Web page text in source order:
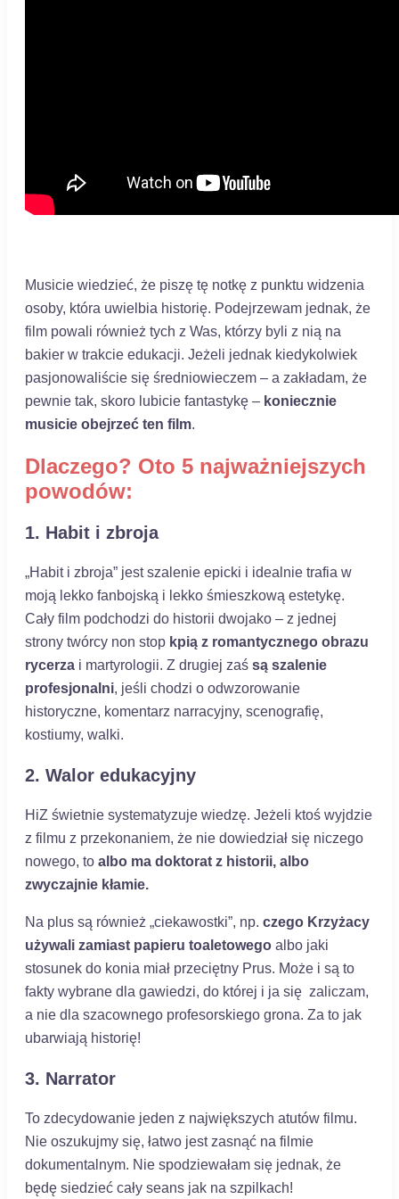
Musicie wiedzieć, że piszę tę notkę z punktu widzenia
osoby, która uwielbia historię. Podejrzewam jednak, że
film powali również tych z Was, którzy byli z nią na
bakier w trakcie edukacji. Jeżeli jednak kiedykolwiek
pasjonowaliście się średniowieczem – a zakładam, że
pewnie tak, skoro lubicie fantastykę – koniecznie
musicie obejrzeć ten film.
Dlaczego? Oto 5 najważniejszych
powodów:
1. Habit i zbroja
„Habit i zbroja” jest szalenie epicki i idealnie trafia w
moją lekko fanbojską i lekko śmieszkową estetykę.
Cały film podchodzi do historii dwojako – z jednej
strony twórcy non stop kpią z romantycznego obrazu
rycerza i martyrologii. Z drugiej zaś są szalenie
profesjonalni, jeśli chodzi o odwzorowanie
historyczne, komentarz narracyjny, scenografię,
kostiumy, walki.
2. Walor edukacyjny
HiZ świetnie systematyzuje wiedzę. Jeżeli ktoś wyjdzie
z filmu z przekonaniem, że nie dowiedział się niczego
nowego, to albo ma doktorat z historii, albo
zwyczajnie kłamie.
Na plus są również „ciekawostki”, np. czego Krzyżacy
używali zamiast papieru toaletowego albo jaki
stosunek do konia miał przeciętny Prus. Może i są to
fakty wybrane dla gawiedzi, do której i ja się zaliczam,
a nie dla szacownego profesorskiego grona. Za to jak
ubarwiają historię!
3. Narrator
To zdecydowanie jeden z największych atutów filmu.
Nie oszukujmy się, łatwo jest zasnąć na filmie
dokumentalnym. Nie spodziewałam się jednak, że
będę siedzieć cały seans jak na szpilkach!